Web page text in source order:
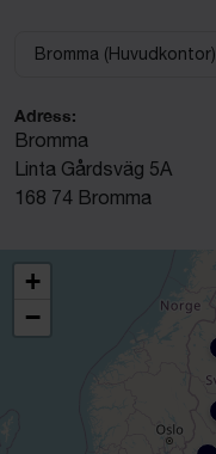
Välj anläggning:
Bromma (Huvudkontor)
Adress:
Bromma
Linta Gårdsväg 5A
168 74 Bromma
+
−